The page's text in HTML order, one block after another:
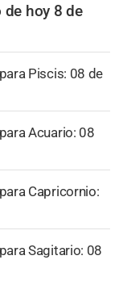
hoy 8 de
Piscis: 08 de
Acuario: 08
Capricornio:
Sagitario: 08